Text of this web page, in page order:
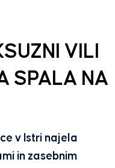
VILI
SPALA NA
v Istri najela
in zasebnim